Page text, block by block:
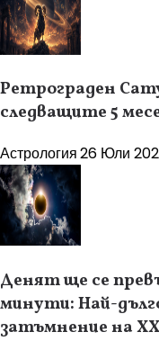
Ретрограден
следващите 5
Астрология26 Юли
Денят ще се
минути: Най-
затъмнение на